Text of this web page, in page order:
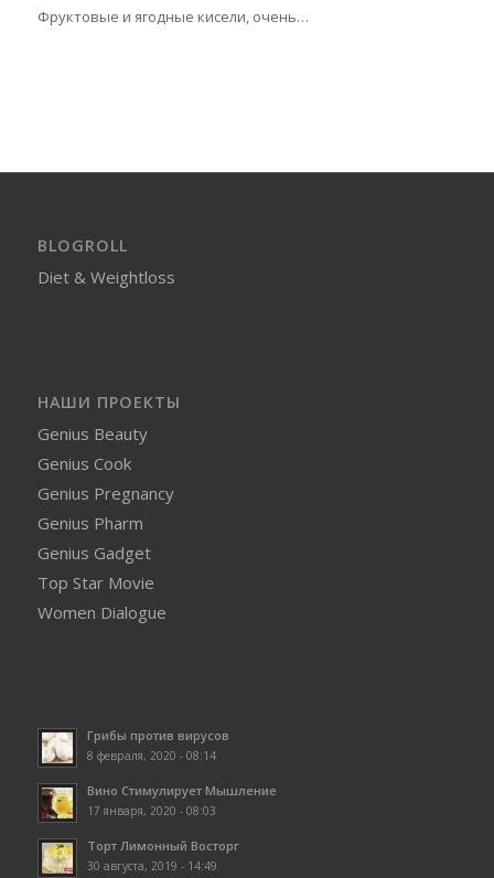
Фруктовые и ягодные кисели, очень…
BLOGROLL
Diet & Weightloss
НАШИ ПРОЕКТЫ
Genius Beauty
Genius Cook
Genius Pregnancy
Genius Pharm
Genius Gadget
Top Star Movie
Women Dialogue
Грибы против вирусов
8 февраля, 2020 - 08:14
Вино Стимулирует Мышление
17 января, 2020 - 08:03
Торт Лимонный Восторг
30 августа, 2019 - 14:49